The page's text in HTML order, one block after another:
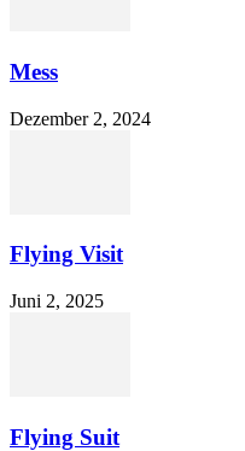
Mess
Dezember 2, 2024
Flying Visit
Juni 2, 2025
Flying Suit